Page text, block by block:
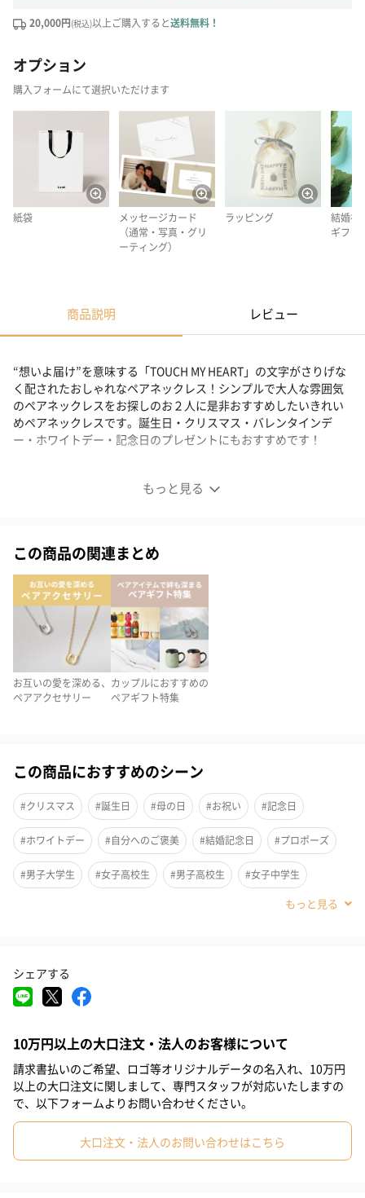
20,000円(税込)以上ご購入すると送料無料！
オプション
購入フォームにて選択いただけます
紙袋
メッセージカード
（通常・写真・グリ
ーティング）
ラッピング
結婚祝
ギフト
商品説明 レビュー
もっと見る
“想いよ届け”を意味する「TOUCH MY HEART」の文字がさりげな
く配されたおしゃれなペアネックレス！シンプルで大人な雰囲気
のペアネックレスをお探しのお２人に是非おすすめしたいきれい
めペアネックレスです。誕生日・クリスマス・バレンタインデ
ー・ホワイトデー・記念日のプレゼントにもおすすめです！
シンプルなペアネックレス
“想いよ届け”を意味する「TOUCH MY HEART」の文字が
さりげなく配されたおしゃれなペアネックレス！
シンプルなペアネックレスをお探しのお２人に是非おすすめした
きれいめペアネックレスです。
誕生日・クリスマス・バレンタインデー・ホワイトデー・記念日
洗練されたデザイン
こだわりのあるデティール
立体的なトルネードラインにジルコニアをセッティングし
センスの良い色合い
レディースのはピンク色
キュービックジルコニアをセッティングしています。
この商品の関連まとめ
お互いの愛を深める、
ペアアクセサリー
カップルにおすすめの
ペアギフト特集
この商品におすすめのシーン
#クリスマス #誕生日 #母の日 #お祝い #記念日
#ホワイトデー #自分へのご褒美 #結婚記念日 #プロポーズ
#男子大学生 #女子高校生 #男子高校生 #女子中学生
#小学生高学年の男の子
#祖母 #母親
#彼氏 #10代
#50代
シェアする
10万円以上の大口注文・法人のお客様について
請求書払いのご希望、ロゴ等オリジナルデータの名入れ、10万円
以上の大口注文に関しまして、専門スタッフが対応いたしますの
で、以下フォームよりお問い合わせください。
大口注文・法人のお問い合わせはこちら